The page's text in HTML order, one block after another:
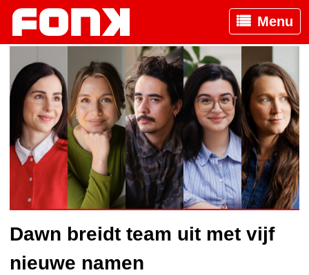
Menu
Dawn breidt team uit met vijf
nieuwe namen